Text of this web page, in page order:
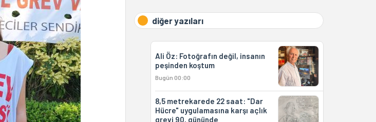
diğer yazıları
Ali Öz: Fotoğrafın değil, insanın
peşinden koştum
Bugün 00:00
8,5 metrekarede 22 saat: "Dar
Hücre" uygulamasına karşı açlık
grevi 90. gününde